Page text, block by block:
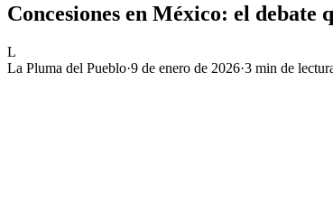
Concesiones en México: el debate
L
La Pluma del Pueblo·9 de enero de 2026·3 min de